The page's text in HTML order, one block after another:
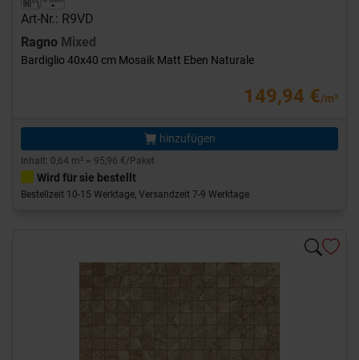
Art-Nr.: R9VD
Ragno Mixed
Bardiglio 40x40 cm Mosaik Matt Eben Naturale
149,94 €/m²
hinzufügen
Inhalt: 0,64 m² = 95,96 €/Paket
Wird für sie bestellt
Bestellzeit 10-15 Werktage, Versandzeit 7-9 Werktage